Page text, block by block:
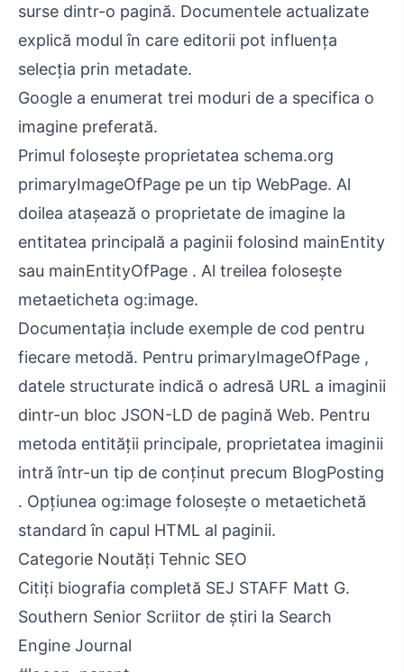
surse dintr-o pagină. Documentele actualizate
explică modul în care editorii pot influența
selecția prin metadate.
Google a enumerat trei moduri de a specifica o
imagine preferată.
Primul folosește proprietatea schema.org
primaryImageOfPage pe un tip WebPage. Al
doilea atașează o proprietate de imagine la
entitatea principală a paginii folosind mainEntity
sau mainEntityOfPage . Al treilea folosește
metaeticheta og:image.
Documentația include exemple de cod pentru
fiecare metodă. Pentru primaryImageOfPage ,
datele structurate indică o adresă URL a imaginii
dintr-un bloc JSON-LD de pagină Web. Pentru
metoda entității principale, proprietatea imaginii
intră într-un tip de conținut precum BlogPosting
. Opțiunea og:image folosește o metaetichetă
standard în capul HTML al paginii.
Categorie Noutăți Tehnic SEO
Citiți biografia completă SEJ STAFF Matt G.
Southern Senior Scriitor de știri la Search
Engine Journal